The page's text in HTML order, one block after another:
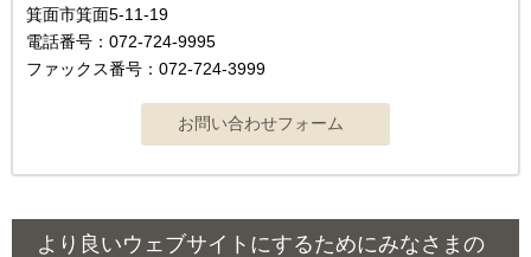
箕面市箕面5-11-19
電話番号：072-724-9995
ファックス番号：072-724-3999
より良いウェブサイトにするためにみなさまの